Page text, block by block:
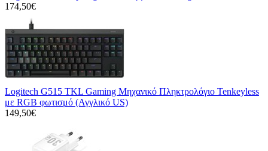
174,50€
Logitech G515 TKL Gaming Μηχανικό Πληκτρολόγιο Tenkeyless
με RGB φωτισμό (Αγγλικό US)
149,50€